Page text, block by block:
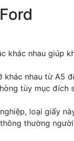
khác nhau giúp
nhau từ A5
tùy mục đích
loại giấy
thường